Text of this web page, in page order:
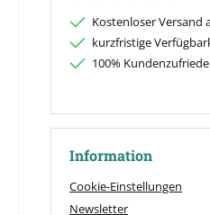
Kostenloser Versand
kurzfristige
100%
Information
Cookie-Einstellungen
Newsletter